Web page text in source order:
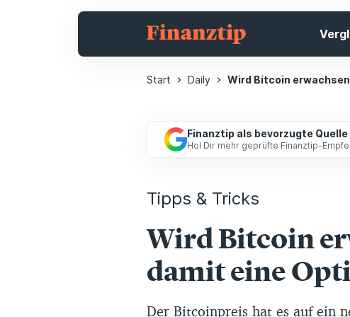
Start Daily Wird Bitcoin
Finanztip als bevorzugte
Hol Dir mehr geprüfte Finanztip-
Tipps & Tricks
Wird Bitcoin
damit eine
Der Bitcoinpreis hat es auf ein